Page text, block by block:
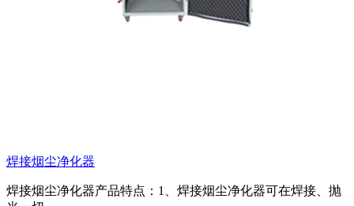
焊接烟尘净化器
焊接烟尘净化器产品特点：1、焊接烟尘净化器可在焊接、抛